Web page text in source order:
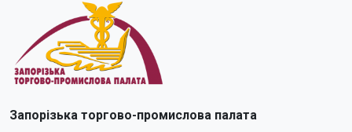
Запорізька торгово-промислова палата